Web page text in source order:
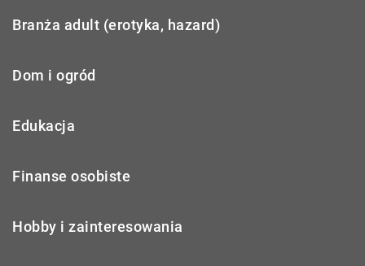
Branża adult (erotyka, hazard)
Dom i ogród
Edukacja
Finanse osobiste
Hobby i zainteresowania